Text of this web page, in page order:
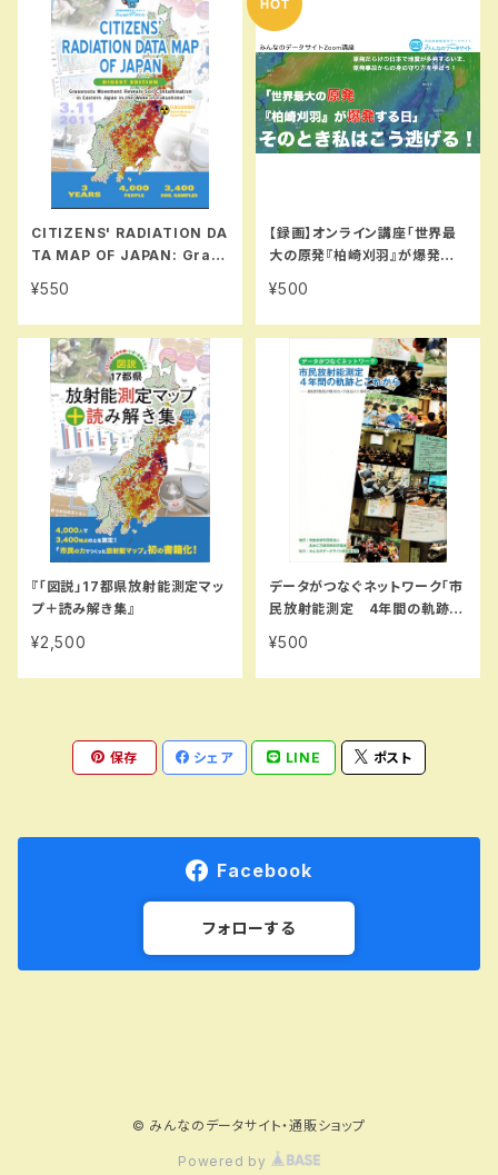
ushima! (DIGEST EDITIO
N)
CITIZENS' RADIATION DA
TA MAP OF JAPAN: Grass
Soil Contamination in Ea
stern Japan in the Wake
of Fukushima! (DIGEST E
DITION)
¥550
【録画】オンライン講座「世界最
大の原発『柏崎刈羽』が爆発する
¥500
『「図説」17都県放射能測定マッ
プ＋読み解き集』
¥2,500
データがつなぐネットワーク「市
民放射能測定 4年間の軌跡と
発行）
¥500
保存 シェア LINE ポスト
Facebook
フォローする
© みんなのデータサイト・通販ショップ
Powered by